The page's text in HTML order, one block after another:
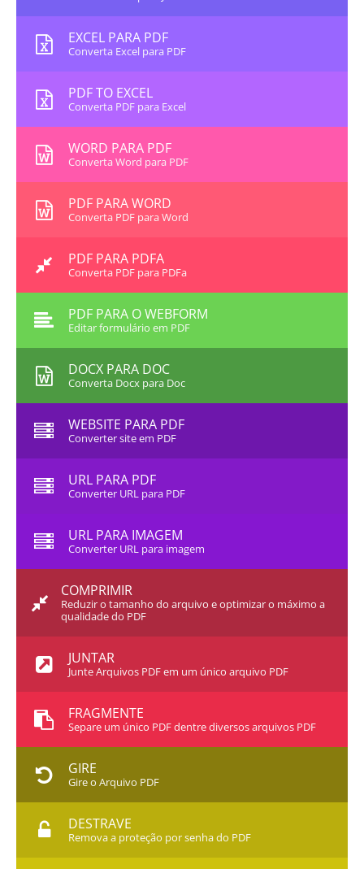
EXCEL PARA PDF
Converta Excel para PDF
PDF TO EXCEL
Converta PDF para Excel
WORD PARA PDF
Converta Word para PDF
PDF PARA WORD
Converta PDF para Word
PDF PARA PDFA
Converta PDF para PDFa
PDF PARA O WEBFORM
Editar formulário em PDF
DOCX PARA DOC
Converta Docx para Doc
WEBSITE PARA PDF
Converter site em PDF
URL PARA PDF
Converter URL para PDF
URL PARA IMAGEM
Converter URL para imagem
COMPRIMIR
Reduzir o tamanho do arquivo e optimizar o máximo a
qualidade do PDF
JUNTAR
Junte Arquivos PDF em um único arquivo PDF
FRAGMENTE
Separe um único PDF dentre diversos arquivos PDF
GIRE
Gire o Arquivo PDF
DESTRAVE
Remova a proteção por senha do PDF